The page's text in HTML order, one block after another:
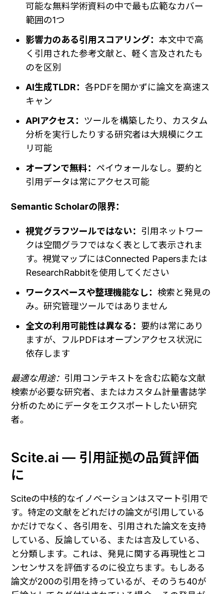
可能な無料学術資料の中で最も広範なカバー
範囲の1つ
影響力のある引用スコアリング：本文中で高
く引用された参考文献と、軽く言及されたも
のを区別
AI生成TLDR：各PDFを開かずに論文を高速ス
キャン
APIアクセス： ツールを構築したり、カスタム
分析を実行したりする研究者は大規模にクエ
リ可能
オープンで無料： ペイウォールなし。要約と
引用データは常にアクセス可能
Semantic Scholarの限界：
視覚グラフツールではない： 引用ネットワー
クは空間グラフではなく表として表示されま
す。視覚マップにはConnected Papersまたは
ResearchRabbitを使用してください
ワークスペースや整理機能なし： 検索と発見の
み。研究管理ツールではありません
全文の利用可能性は異なる： 要約は常にあり
ますが、フルPDFはオープンアクセス状況に
依存します
最適な用途： 引用コンテキストを含む広範な文献
検索が必要な研究者、またはカスタム計量書誌学
分析のためにデータをエクスポートしたい研究
者。
Scite.ai — 引用証拠の品質評価
に
Sciteの中核的なイノベーションはスマート引用で
す。特定の文献をどれだけの論文が引用している
かだけでなく、各引用を、引用された論文を支持
している、反論している、または言及している、
と分類します。これは、発見に関する再現性とコ
ンセンサスを評価するのに役立ちます。もしある
論文が200の引用を持っているが、そのうち40が